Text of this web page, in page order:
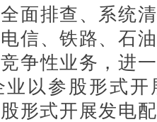
面排查、系统
信、铁路、石
争性业务，进
业以参股形式
形式开展发电